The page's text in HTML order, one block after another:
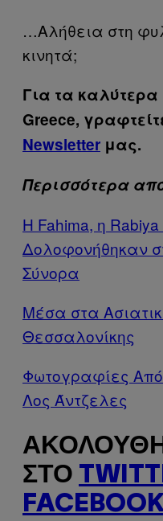
…Αλήθεια στη
κινητά;
Για τα καλύτερα
Greece,
Newsletter μας.
Περισσότερα
Η Fahima, η
Δολοφονήθηκαν
Σύνορα
Μέσα στα
Θεσσαλονίκης
Φωτογραφίες Από
Λος Άντζελες
ΣΤΟ